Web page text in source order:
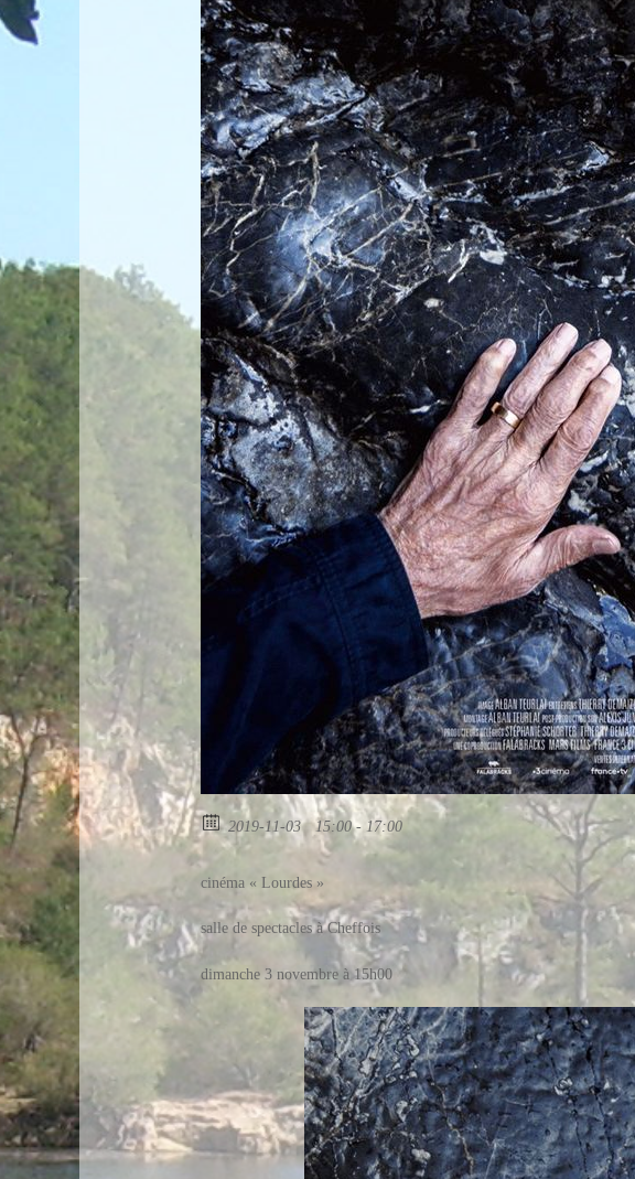
2019-11-03 15:00 - 17:00
cinéma « Lourdes »
salle de spectacles à Cheffois
dimanche 3 novembre à 15h00